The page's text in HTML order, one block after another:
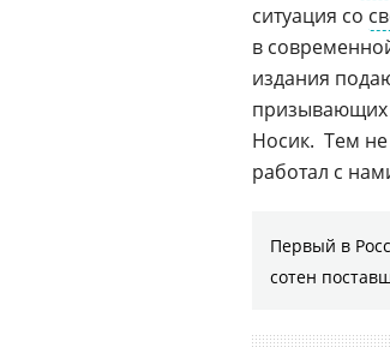
ситуация со
в
издания
призывающих
Носик.  Тем
работал с
Первый в
сотен